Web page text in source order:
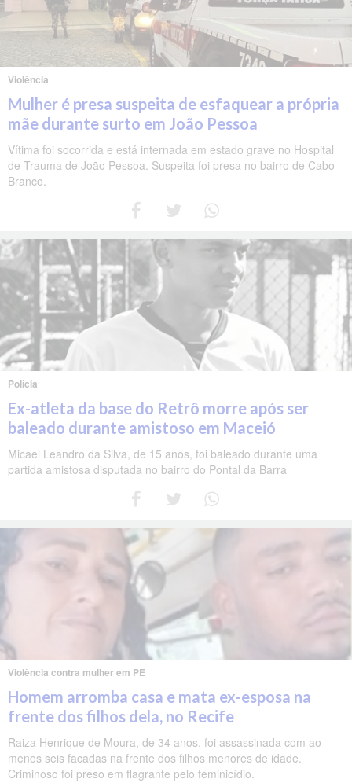
Violência
Mulher é presa suspeita de esfaquear a própria
mãe durante surto em João Pessoa
Vítima foi socorrida e está internada em estado grave no Hospital
de Trauma de João Pessoa. Suspeita foi presa no bairro de Cabo
Branco.
Polícia
Ex-atleta da base do Retrô morre após ser
baleado durante amistoso em Maceió
Micael Leandro da Silva, de 15 anos, foi baleado durante uma
partida amistosa disputada no bairro do Pontal da Barra
Violência contra mulher em PE
Homem arromba casa e mata ex-esposa na
frente dos filhos dela, no Recife
Raiza Henrique de Moura, de 34 anos, foi assassinada com ao
menos seis facadas na frente dos filhos menores de idade.
Criminoso foi preso em flagrante pelo feminicídio.